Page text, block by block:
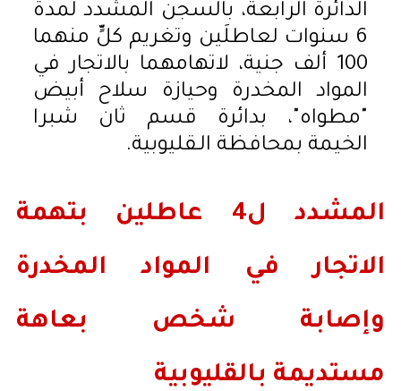
الدائرة الرابعة، بالسجن المشدد لمدة
6 سنوات لعاطلَين وتغريم كلٍّ منهما
100 ألف جنية، لاتهامهما بالاتجار في
المواد المخدرة وحيازة سلاح أبيض
"مطواه"، بدائرة قسم ثان شبرا
الخيمة بمحافظة الـقليوبية.
المشدد ل4 عاطلين بتهمة
الاتجار في المواد المخدرة
وإصابة شخص بعاهة
مستديمة بالقليوبية